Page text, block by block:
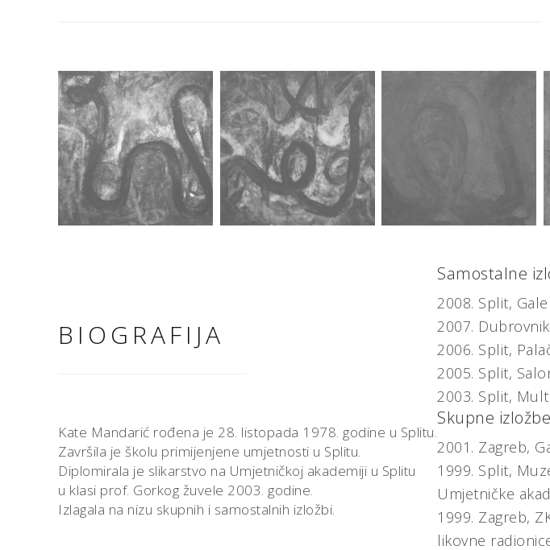
BIOGRAFIJA
Kate Mandarić rođena je 28. listopada 1978. godine u Splitu.
Završila je školu primijenjene umjetnosti u Splitu.
Diplomirala je slikarstvo na Umjetničkoj akademiji u Splitu
u klasi prof. Gorkog žuvele 2003. godine.
Izlagala na nizu skupnih i samostalnih izložbi.
Samostalne
2008. Split,
2007.
2006. Split,
2005. Split,
2003. Split,
Skupne izložbe
2001. Zagreb,
1999. Split,
Umjetničke
1999. Zagreb,
likovne